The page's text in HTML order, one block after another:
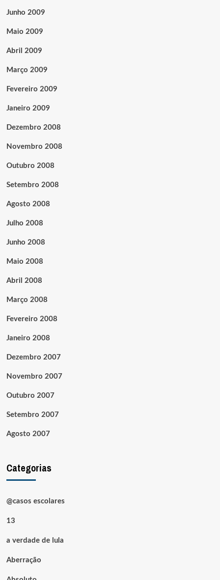
Junho 2009
Maio 2009
Abril 2009
Março 2009
Fevereiro 2009
Janeiro 2009
Dezembro 2008
Novembro 2008
Outubro 2008
Setembro 2008
Agosto 2008
Julho 2008
Junho 2008
Maio 2008
Abril 2008
Março 2008
Fevereiro 2008
Janeiro 2008
Dezembro 2007
Novembro 2007
Outubro 2007
Setembro 2007
Agosto 2007
Categorias
@casos escolares
13
a verdade de lula
Aberração